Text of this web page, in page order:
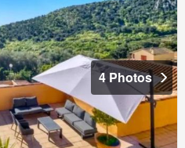
4 Photos